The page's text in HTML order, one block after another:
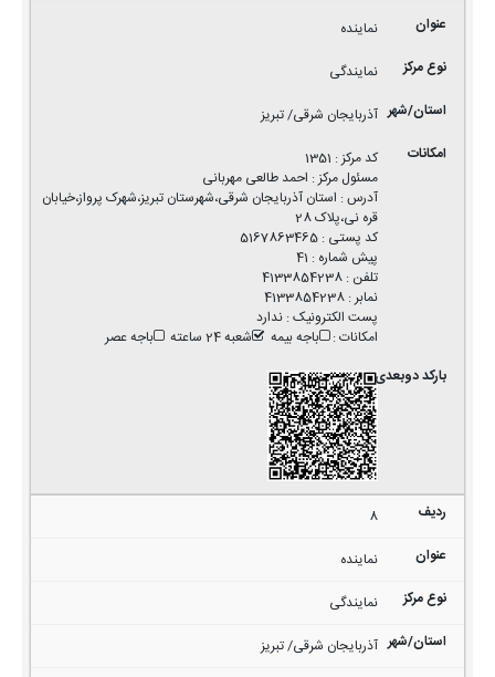
نماینده
نمایندگی
آذربایجان شرقی/ تبریز
کد مرکز:
1351
مسئول مرکز: احمد طالعی مهربانی
آدرس: استان آذربایجان شرقی،شهرستان تبریز،شهرک پرواز،خیابان
قره نی،پلاک 28
کد پستی :
5167863465
پیش شماره :
41
تلفن :
4133854238
نمابر:
4133854238
پست الکترونیک:ندارد
امکانات: باجه بیمه شعبه 24 ساعته باجه عصر
8
نماینده
نمایندگی
آذربایجان شرقی/ تبریز